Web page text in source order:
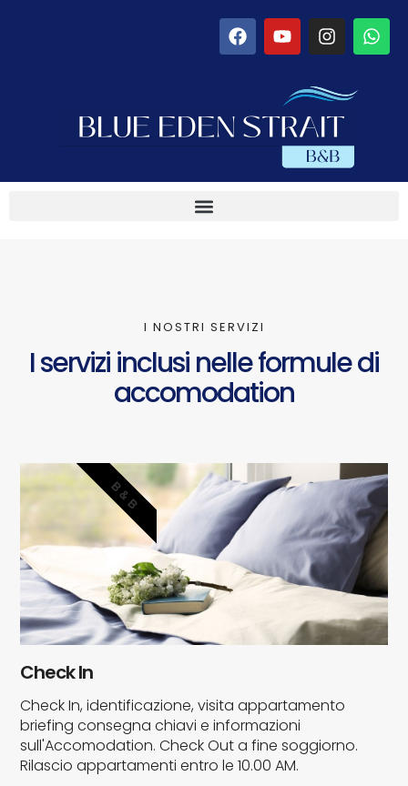
I NOSTRI SERVIZI
I servizi inclusi nelle formule di
accomodation
Check In
Check In, identificazione, visita appartamento
briefing consegna chiavi e informazioni
sull'Accomodation. Check Out a fine soggiorno.
Rilascio appartamenti entro le 10.00 AM.
B & B